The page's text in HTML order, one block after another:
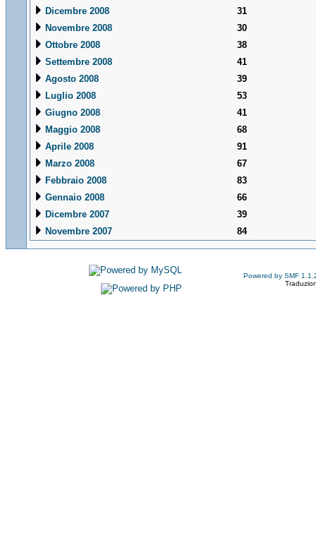
Dicembre 2008
31
Novembre 2008
30
Ottobre 2008
38
Settembre 2008
41
Agosto 2008
39
Luglio 2008
53
Giugno 2008
41
Maggio 2008
68
Aprile 2008
91
Marzo 2008
67
Febbraio 2008
83
Gennaio 2008
66
Dicembre 2007
39
Novembre 2007
84
Powered by SMF